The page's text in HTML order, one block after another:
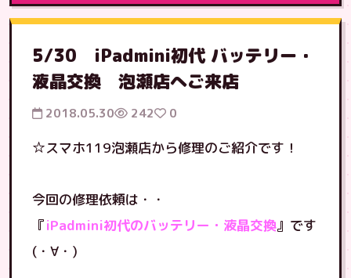
5/30 iPadmini初代 バッテリー・
液晶交換 泡瀬店へご来店
2018.05.30 242 0
☆スマホ119泡瀬店から修理のご紹介です！
今回の修理依頼は・・
『iPadmini初代のバッテリー・液晶交換』です
(・∀・)